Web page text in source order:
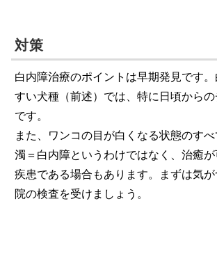
対策
白内障治療のポイントは早期発見です
すい犬種（前述）では、特に日頃から
です。
また、ワンコの目が白くなる状態のす
濁＝白内障というわけではなく、治癒
疾患である場合もあります。まずは気
院の検査を受けましょう。